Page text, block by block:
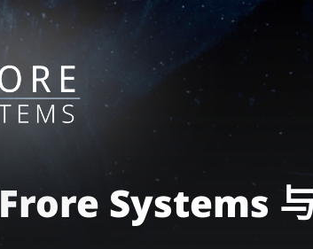
Frore Systems